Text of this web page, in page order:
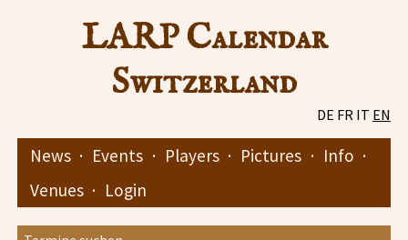
LARP Calendar
Switzerland
DE FR IT EN
News · Events · Players · Pictures · Info ·
Venues · Login